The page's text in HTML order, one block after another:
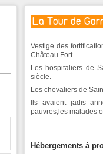
La Tour de
Vestige des
Château Fort.
Les hospitaliers de
siècle.
Les chevaliers de
Ils avaient jadis
pauvres,les malades
Hébergements à